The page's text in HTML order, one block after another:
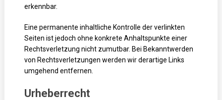
erkennbar.
Eine permanente inhaltliche Kontrolle der verlinkten
Seiten ist jedoch ohne konkrete Anhaltspunkte einer
Rechtsverletzung nicht zumutbar. Bei Bekanntwerden
von Rechtsverletzungen werden wir derartige Links
umgehend entfernen.
Urheberrecht